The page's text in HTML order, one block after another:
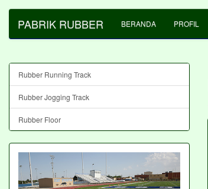
PABRIK RUBBER BERANDA PROFIL
Rubber Running Track
Rubber Jogging Track
Rubber Floor